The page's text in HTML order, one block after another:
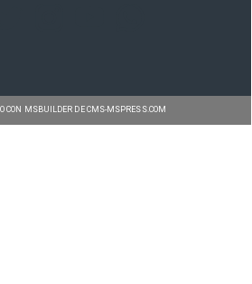
CON MSBUILDER DE CMS-MSPRESS.COM